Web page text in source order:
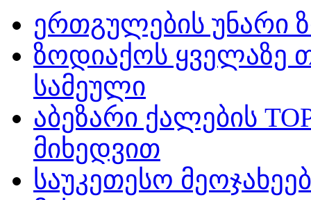
ერთგულების უნარი
ზოდიაქოს ყველაზე
სამეული
აბეზარი ქალების
მიხედვით
საუკეთესო